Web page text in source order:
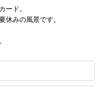
ード。
休みの風景です。